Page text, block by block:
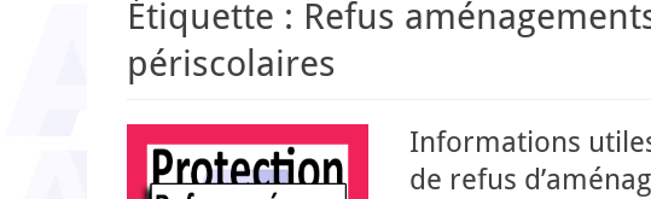
Étiquette : Refus
périscolaires
Informations
de refus